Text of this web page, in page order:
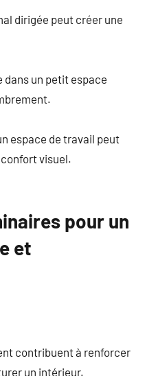
dirigée peut créer une
dans un petit espace
espace de travail peut
visuel.
pour un
et
contribuent à renforcer
un intérieur.